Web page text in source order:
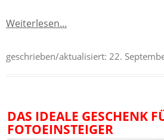
Weiterlesen...
geschrieben/aktualisiert: 22.
DAS IDEALE GESCHENK
FOTOEINSTEIGER